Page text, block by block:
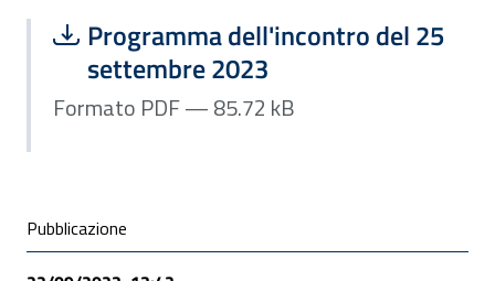
Scarica file:
Programma dell'incontro del 25
settembre 2023
Formato PDF — Dimensione 85.72 kB
Formato PDF — 85.72 kB
Condivisione social
Pubblicazione